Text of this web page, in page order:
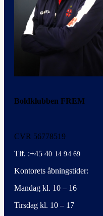
Boldklubben FREM
CVR 56778519
Tlf. :+45 40 14 94 69
Kontorets åbningstider:
Mandag kl. 10 – 16
Tirsdag kl. 10 – 17